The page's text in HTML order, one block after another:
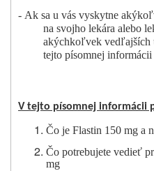
- Ak sa u vás vyskytne
na svojho lekára alebo
akýchkoľvek vedľajších
tejto písomnej
V tejto písomnej informácii
Čo je Flastin 150 mg a
Čo potrebujete vedieť
mg